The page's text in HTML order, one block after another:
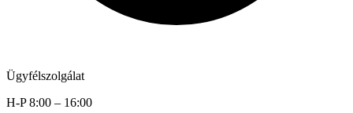
Ügyfélszolgálat
H-P 8:00 – 16:00